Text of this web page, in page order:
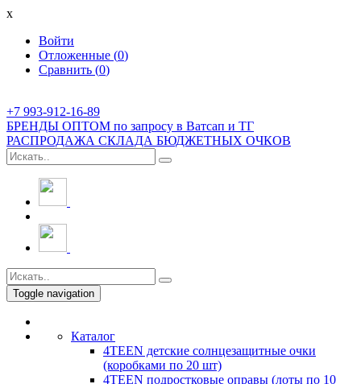
x
Войти
Отложенные (0)
Сравнить (0)
+7 993-912-16-89
БРЕНДЫ ОПТОМ по запросу в Ватсап и ТГ
РАСПРОДАЖА СКЛАДА БЮДЖЕТНЫХ ОЧКОВ
Toggle navigation
Каталог
4TEEN детские солнцезащитные очки
(коробками по 20 шт)
4TEEN подростковые оправы (лоты по 10